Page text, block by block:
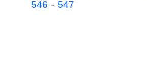
546 - 547